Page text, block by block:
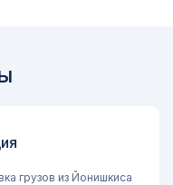
грузов из Йонишкиса